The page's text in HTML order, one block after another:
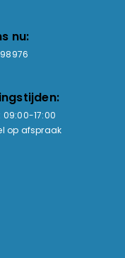
nu:
09:00-17:00
op afspraak